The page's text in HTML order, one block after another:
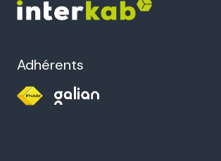
Adhérents